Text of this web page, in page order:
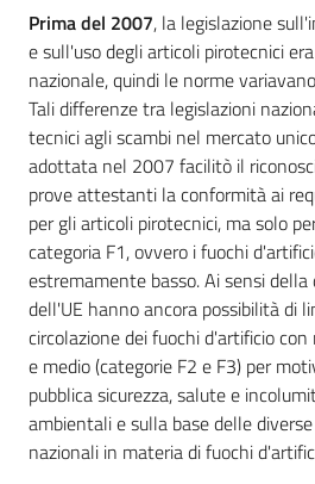
Regione
Emilia-
Romagna
Regione
Novità
Servizi
Leggi Atti Bandi
Prima del 2007, la legislazione
e sull'uso degli articoli pirotecnici
nazionale, quindi le norme
Tali differenze tra legislazioni
tecnici agli scambi nel mercato
adottata nel 2007 facilitò il
prove attestanti la conformità ai
per gli articoli pirotecnici, ma solo
categoria F1, ovvero i fuochi
estremamente basso. Ai sensi
dell'UE hanno ancora possibilità di
circolazione dei fuochi d'artificio
e medio (categorie F2 e F3) per
pubblica sicurezza, salute e
ambientali e sulla base delle
nazionali in materia di fuochi